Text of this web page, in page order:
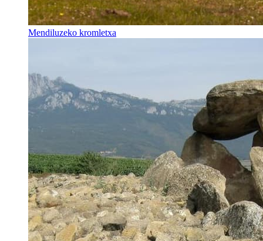
Mendiluzeko kromletxa